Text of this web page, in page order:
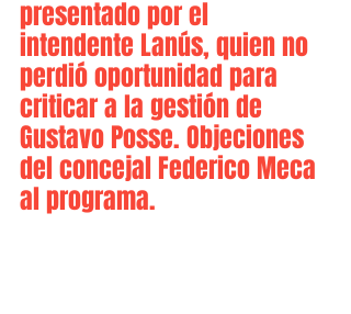
presentado por el
intendente Lanús, quien no
perdió oportunidad para
criticar a la gestión de
Gustavo Posse. Objeciones
del concejal Federico Meca
al programa.